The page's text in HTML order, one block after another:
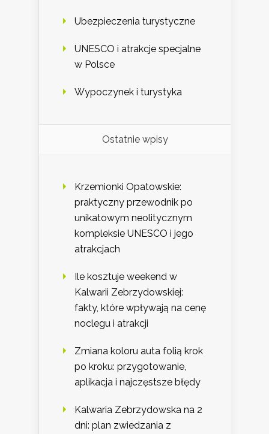
Ubezpieczenia turystyczne
UNESCO i atrakcje specjalne
w Polsce
Wypoczynek i turystyka
Ostatnie wpisy
Krzemionki Opatowskie:
praktyczny przewodnik po
unikatowym neolitycznym
kompleksie UNESCO i jego
atrakcjach
Ile kosztuje weekend w
Kalwarii Zebrzydowskiej:
fakty, które wpływają na cenę
noclegu i atrakcji
Zmiana koloru auta folią krok
po kroku: przygotowanie,
aplikacja i najczęstsze błędy
Kalwaria Zebrzydowska na 2
dni: plan zwiedzania z